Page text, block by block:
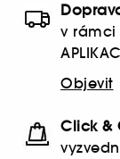
v rámci
Objevit
Click &